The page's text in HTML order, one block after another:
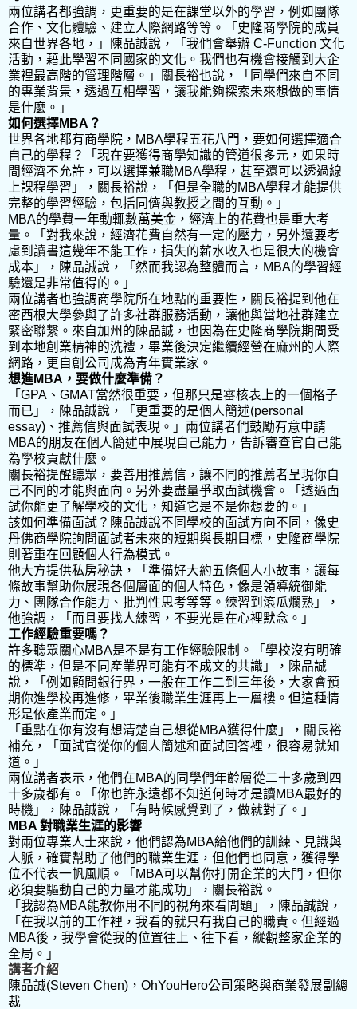
兩位講者都強調，更重要的是在課堂以外的學習，例如團隊
合作、文化體驗、建立人際網路等等。「史隆商學院的成員
來自世界各地，」陳品誠說，「我們會舉辦 C-Function 文化
活動，藉此學習不同國家的文化。我們也有機會接觸到大企
業裡最高階的管理階層。」關長裕也說，「同學們來自不同
的專業背景，透過互相學習，讓我能夠探索未來想做的事情
是什麼。」
如何選擇MBA ？
世界各地都有商學院， MBA學程五花八門，要如何選擇適合
自己的學程？「現在要獲得商學知識的管道很多元，如果時
間經濟不允許，可以選擇兼職MBA學程，甚至還可以透過線
上課程學習」，關長裕說，「但是全職的MBA學程才能提供
完整的學習經驗，包括同儕與教授之間的互動。」
MBA的學費一年動輒數萬美金，經濟上的花費也是重大考
量。「對我來說，經濟花費自然有一定的壓力，另外還要考
慮到讀書這幾年不能工作，損失的薪水收入也是很大的機會
成本」，陳品誠說，「然而我認為整體而言， MBA的學習經
驗還是非常值得的。」
兩位講者也強調商學院所在地點的重要性，關長裕提到他在
密西根大學參與了許多社群服務活動，讓他與當地社群建立
緊密聯繫。來自加州的陳品誠，也因為在史隆商學院期間受
到本地創業精神的洗禮，畢業後決定繼續經營在麻州的人際
網路，更自創公司成為青年實業家。
想進MBA ，要做什麼準備？
「 GPA 、 GMAT當然很重要，但那只是審核表上的一個格子
而已」，陳品誠說，「更重要的是個人簡述(personal
essay) 、推薦信與面試表現。」兩位講者們鼓勵有意申請
MBA的朋友在個人簡述中展現自己能力，告訴審查官自己能
為學校貢獻什麼。
關長裕提醒聽眾，要善用推薦信，讓不同的推薦者呈現你自
己不同的才能與面向。另外要盡量爭取面試機會。「透過面
試你能更了解學校的文化，知道它是不是你想要的。」
該如何準備面試？陳品誠說不同學校的面試方向不同，像史
丹佛商學院詢問面試者未來的短期與長期目標，史隆商學院
則著重在回顧個人行為模式。
他大方提供私房秘訣，「準備好大約五條個人小故事，讓每
條故事幫助你展現各個層面的個人特色，像是領導統御能
力、團隊合作能力、批判性思考等等。練習到滾瓜爛熟」，
他強調，「而且要找人練習，不要光是在心裡默念。」
工作經驗重要嗎？
許多聽眾關心MBA是不是有工作經驗限制。「學校沒有明確
的標準，但是不同產業界可能有不成文的共識」，陳品誠
說，「例如顧問銀行界，一般在工作二到三年後，大家會預
期你進學校再進修，畢業後職業生涯再上一層樓。但這種情
形是依產業而定。」
「重點在你有沒有想清楚自己想從MBA獲得什麼」，關長裕
補充，「面試官從你的個人簡述和面試回答裡，很容易就知
道。」
兩位講者表示，他們在MBA的同學們年齡層從二十多歲到四
十多歲都有。「你也許永遠都不知道何時才是讀MBA最好的
時機」，陳品誠說，「有時候感覺到了，做就對了。」
MBA 對職業生涯的影響
對兩位專業人士來說，他們認為MBA給他們的訓練、見識與
人脈，確實幫助了他們的職業生涯，但他們也同意，獲得學
位不代表一帆風順。「 MBA可以幫你打開企業的大門，但你
必須要驅動自己的力量才能成功」，關長裕說。
「我認為MBA能教你用不同的視角來看問題」，陳品誠說，
「在我以前的工作裡，我看的就只有我自己的職責。但經過
MBA後，我學會從我的位置往上、往下看，縱觀整家企業的
全局。」
講者介紹
陳品誠(Steven Chen) ， OhYouHero公司策略與商業發展副總
裁